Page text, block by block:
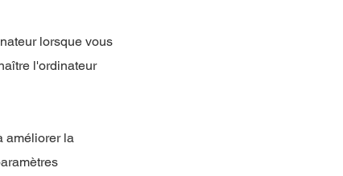
lorsque vous
l'ordinateur
améliorer la